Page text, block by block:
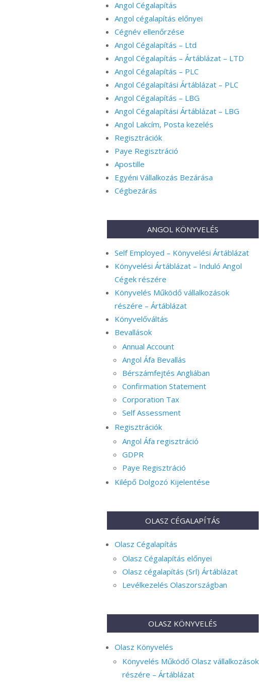
Angol Cégalapítás
Angol cégalapítás előnyei
Cégnév ellenőrzése
Angol Cégalapítás – Ltd
Angol Cégalapítás – Ártáblázat – LTD
Angol Cégalapítás – PLC
Angol Cégalapítási Ártáblázat – PLC
Angol Cégalapítás – LBG
Angol Cégalapítási Ártáblázat – LBG
Angol Lakcím, Posta kezelés
Regisztrációk
Paye Regisztráció
Apostille
Egyéni Vállalkozás Bezárása
Cégbezárás
ANGOL KÖNYVELÉS
Self Employed – Könyvelési Ártáblázat
Könyvelési Ártáblázat – Induló Angol
Cégek részére
Könyvelés Működő vállalkozások
részére – Ártáblázat
Könyvelőváltás
Bevallások
Annual Account
Angol Áfa Bevallás
Bérszámfejtés Angliában
Confirmation Statement
Corporation Tax
Self Assessment
Regisztrációk
Angol Áfa regisztráció
GDPR
Paye Regisztráció
Kilépő Dolgozó Kijelentése
OLASZ CÉGALAPÍTÁS
Olasz Cégalapítás
Olasz Cégalapítás előnyei
Olasz cégalapítás (Srl) Ártáblázat
Levélkezelés Olaszországban
OLASZ KÖNYVELÉS
Olasz Könyvelés
Könyvelés Működő Olasz vállalkozások
részére – Ártáblázat